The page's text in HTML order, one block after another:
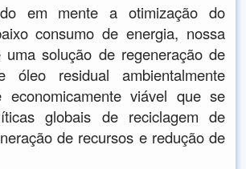
em mente a otimização do
consumo de energia, nossa
uma solução de regeneração de
óleo residual ambientalmente
economicamente viável que se
globais de reciclagem de
de recursos e redução de